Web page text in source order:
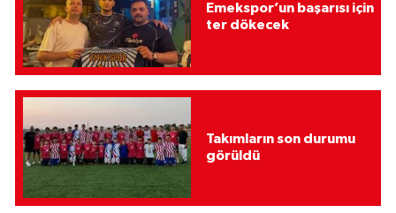
Emekspor’un başarısı için
ter dökecek
Takımların son durumu
görüldü